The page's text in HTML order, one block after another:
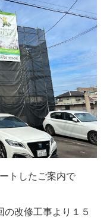
トしたご案内で
改修工事より１５